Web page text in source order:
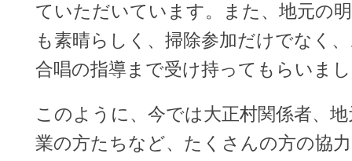
ていただいています。また、地元の
も素晴らしく、掃除参加だけでなく
合唱の指導まで受け持ってもらいま
このように、今では大正村関係者、
業の方たちなど、たくさんの方の協